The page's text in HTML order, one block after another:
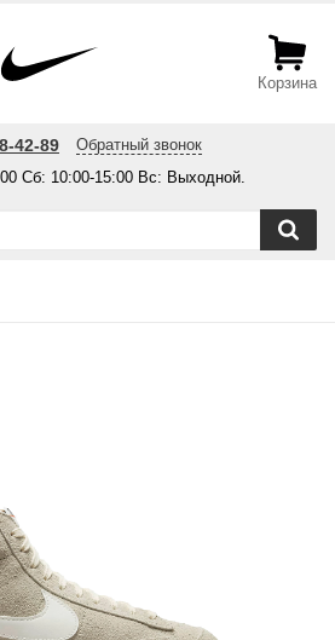
Корзина
42-89
Обратный звонок
Сб: 10:00-15:00 Вс: Выходной.